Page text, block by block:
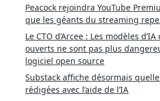
Peacock rejoindra YouTube
que les géants du streaming
Le CTO d’Arcee : Les modèles
ouverts ne sont pas plus
logiciel open source
Substack affiche désormais
rédigées avec l’aide de l’IA